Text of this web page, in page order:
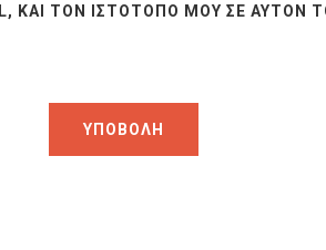
ΚΑΙ ΤΟΝ ΙΣΤΌΤΟΠΟ ΜΟΥ ΣΕ ΑΥΤΌΝ